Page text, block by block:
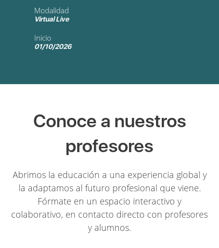
Modalidad
Virtual Live
Inicio
01/10/2026
Conoce a nuestros
profesores
Abrimos la educación a una experiencia global y
la adaptamos al futuro profesional que viene.
Fórmate en un espacio interactivo y
colaborativo, en contacto directo con profesores
y alumnos.